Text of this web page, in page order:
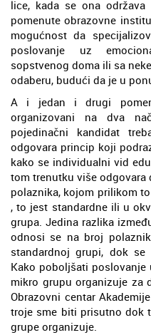
lice, kada se ona
pomenute obrazovne
mogućnost da
poslovanje uz
sopstvenog doma ili sa
odaberu, budući da je u
A i jedan i drugi
organizovani na dva
pojedinačni kandidat
odgovara princip koji
kako se individualni vid
tom trenutku više
polaznika, kojom prilikom
, to jest standardne ili u
grupa. Jedina razlika
odnosi se na broj
standardnoj grupi, dok
Kako poboljšati
mikro grupu organizuje za
Obrazovni centar
troje sme biti prisutno dok
grupe organizuje.